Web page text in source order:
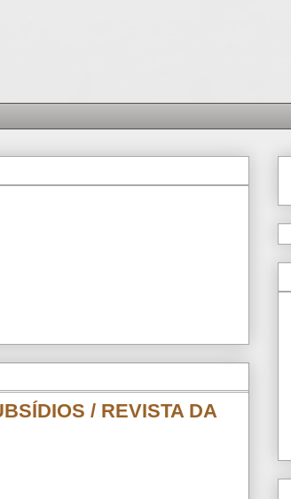
/ REVISTA DA